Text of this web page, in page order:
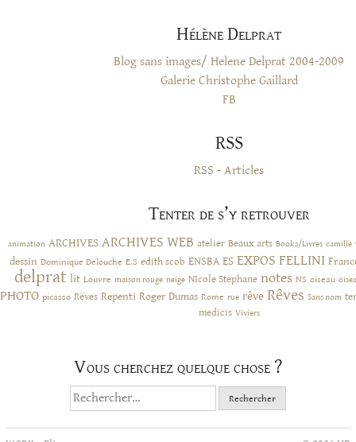
Hélène Delprat
Blog sans images/ Helene Delprat 2004-2009
Galerie Christophe Gaillard
FB
RSS
RSS - Articles
Tenter de s’y retrouver
animation ARCHIVES ARCHIVES WEB atelier Beaux arts Books/Livres camille
dessin Dominique Delouche E.S edith scob ENSBA ES EXPOS FELLINI
delprat lit Louvre maison rouge neige NIcole Stephane notes NS oiseau
PHOTO picasso Rêves Repenti Roger Dumas Rome rue rêve Rêves Sans nom
medicis Viviers
Vous cherchez quelque chose ?
Rechercher :